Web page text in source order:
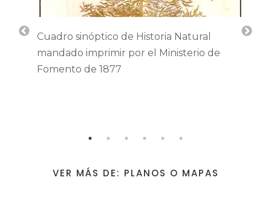
Cuadro sinóptico de Historia Natural
mandado imprimir por el Ministerio de
Fomento de 1877
VER MÁS DE: PLANOS O MAPAS